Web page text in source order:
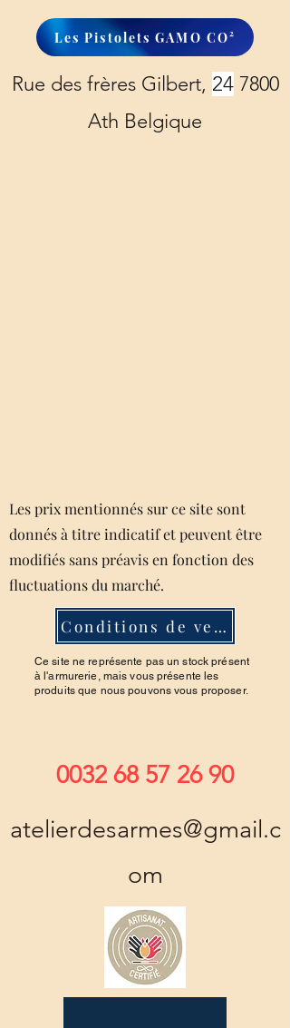
Les Pistolets GAMO CO²
Rue des frères Gilbert, 247800
Ath Belgique
Les prix mentionnés sur ce site sont
donnés à titre indicatif et peuvent être
modifiés sans préavis en fonction des
fluctuations du marché.
Conditions de ventes
Ce site ne représente pas un stock présent
à l'armurerie, mais vous présente les
produits que nous pouvons vous proposer.
0032 68 57 26 90
atelierdesarmes@gmail.c
om